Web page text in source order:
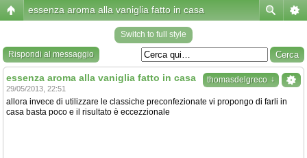
essenza aroma alla vaniglia fatto in casa
Switch to full style
Rispondi al messaggio
thomasdelgreco ↓
essenza aroma alla vaniglia fatto in casa
29/05/2013, 22:51
allora invece di utilizzare le classiche preconfezionate vi propongo di farli in
casa basta poco e il risultato è eccezzionale